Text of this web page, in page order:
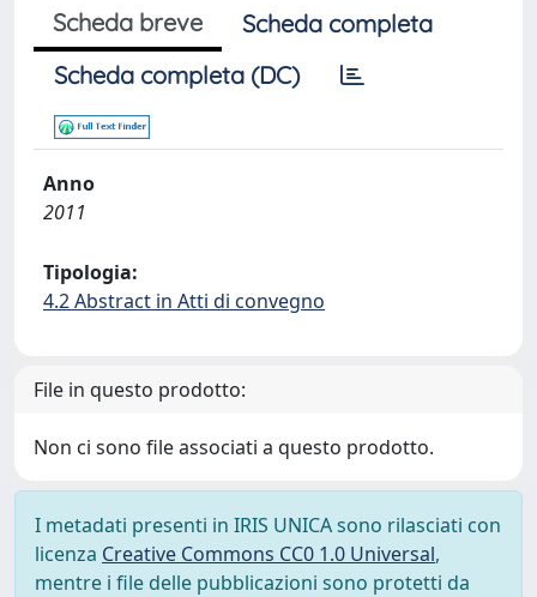
Scheda breve
Scheda completa
Scheda completa (DC)
Anno
2011
Tipologia:
4.2 Abstract in Atti di convegno
File in questo prodotto:
Non ci sono file associati a questo prodotto.
I metadati presenti in IRIS UNICA sono rilasciati con
licenza Creative Commons CC0 1.0 Universal,
mentre i file delle pubblicazioni sono protetti da